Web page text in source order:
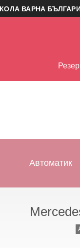
ВАРНА
Автоматик